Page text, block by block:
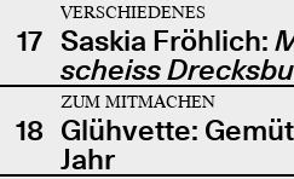
17
VERSCHIEDENES
Saskia Fröhlich:
scheiss
18
ZUM MITMACHEN
Glühvette:
Jahr